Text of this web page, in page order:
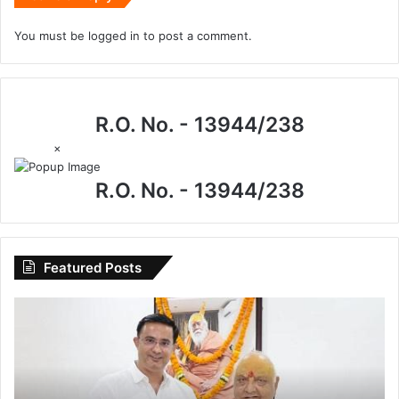
You must be logged in to post a comment.
R.O. No. - 13944/238
×
R.O. No. - 13944/238
Featured Posts